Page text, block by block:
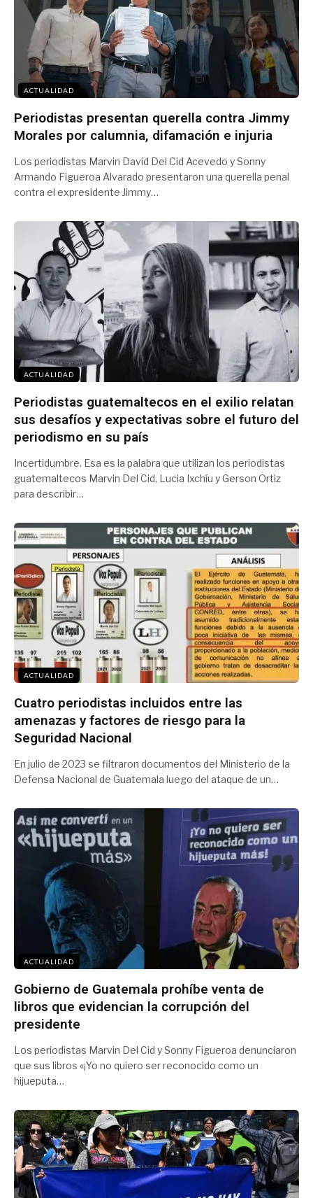
ACTUALIDAD
Periodistas presentan querella contra Jimmy
Morales por calumnia, difamación e injuria
Los periodistas Marvin David Del Cid Acevedo y Sonny
Armando Figueroa Alvarado presentaron una querella penal
contra el expresidente Jimmy…
ACTUALIDAD
Periodistas guatemaltecos en el exilio relatan
sus desafíos y expectativas sobre el futuro del
periodismo en su país
Incertidumbre. Esa es la palabra que utilizan los periodistas
guatemaltecos Marvin Del Cid, Lucia Ixchíu y Gerson Ortiz
para describir…
ACTUALIDAD
Cuatro periodistas incluidos entre las
amenazas y factores de riesgo para la
Seguridad Nacional
En julio de 2023 se filtraron documentos del Ministerio de la
Defensa Nacional de Guatemala luego del ataque de un…
ACTUALIDAD
Gobierno de Guatemala prohíbe venta de
libros que evidencian la corrupción del
presidente
Los periodistas Marvin Del Cid y Sonny Figueroa denunciaron
que sus libros «¡Yo no quiero ser reconocido como un
hijueputa…